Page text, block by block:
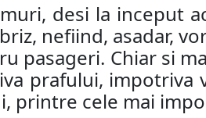
desi la inceput
nefiind, asadar,
pasageri. Chiar si
prafului,
printre cele mai